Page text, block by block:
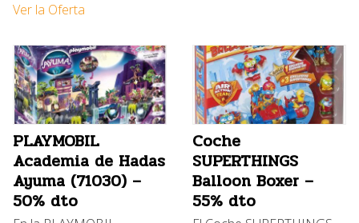
Ver la Oferta
PLAYMOBIL
Academia de Hadas
Ayuma (71030) –
50% dto
Coche
SUPERTHINGS
Balloon Boxer –
55% dto